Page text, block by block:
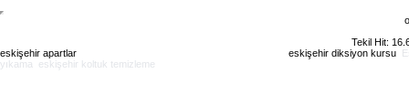
Tekil Hit:
eskişehir apartlar
eskişehir diksiyon kursu
yıkama
eskişehir koltuk temizleme